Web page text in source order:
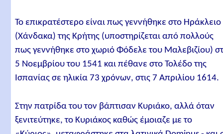
Το επικρατέστερο είναι πως γεννήθηκε στο Ηράκλειο
(Χάνδακα) της Κρήτης (υποστηρίζεται από πολλούς
πως γεννήθηκε στο χωριό Φόδελε του Μαλεβιζίου)
5 Νοεμβρίου του 1541 και πέθανε στο Τολέδο της
Ισπανίας σε ηλικία 73 χρόνων, στις 7 Απριλίου 1614.
Στην πατρίδα του τον βάπτισαν Κυριάκο, αλλά όταν
ξενιτεύτηκε, το Κυριάκος καθώς έμοιαζε με το